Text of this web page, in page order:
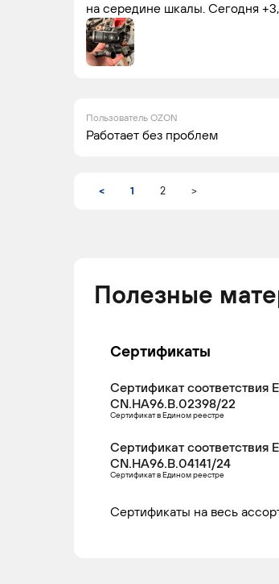
на середине шкалы. Сегодня
Пользователь OZON
Работает без проблем
< 1 2 >
Полезные
Сертификаты
Сертификат соответствия
CN.НА96.В.02398/22
Сертификат в Едином реестре
Сертификат соответствия
CN.НА96.В.04141/24
Сертификат в Едином реестре
Сертификаты на весь